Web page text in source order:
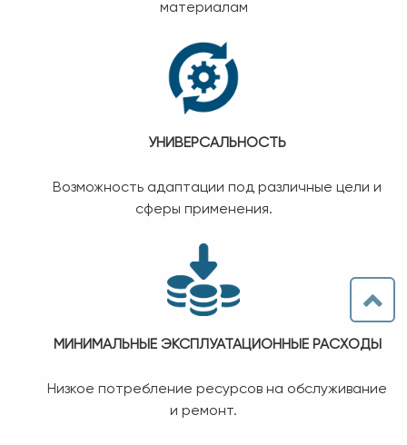
материалам
УНИВЕРСАЛЬНОСТЬ
Возможность адаптации под различные цели и
сферы применения.
МИНИМАЛЬНЫЕ ЭКСПЛУАТАЦИОННЫЕ РАСХОДЫ
Низкое потребление ресурсов на обслуживание
и ремонт.